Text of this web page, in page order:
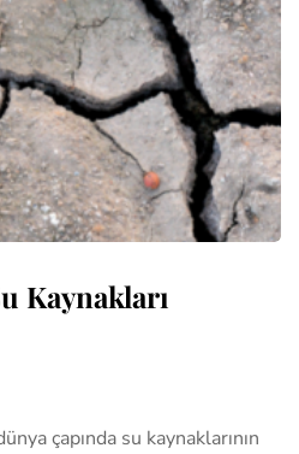
Kaynakları
çapında su kaynaklarının